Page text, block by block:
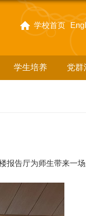
学校首页
学生培养 党群
报告厅为师生带来一